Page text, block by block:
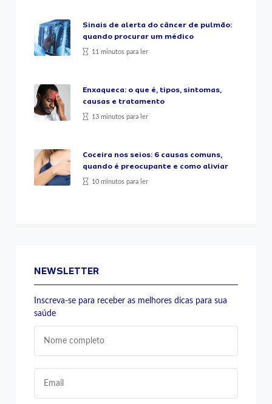
Sinais de alerta do câncer de pulmão:
quando procurar um médico
11 minutos para ler
Enxaqueca: o que é, tipos, sintomas,
causas e tratamento
13 minutos para ler
Coceira nos seios: 6 causas comuns,
quando é preocupante e como aliviar
10 minutos para ler
NEWSLETTER
Inscreva-se para receber as melhores dicas para sua
saúde